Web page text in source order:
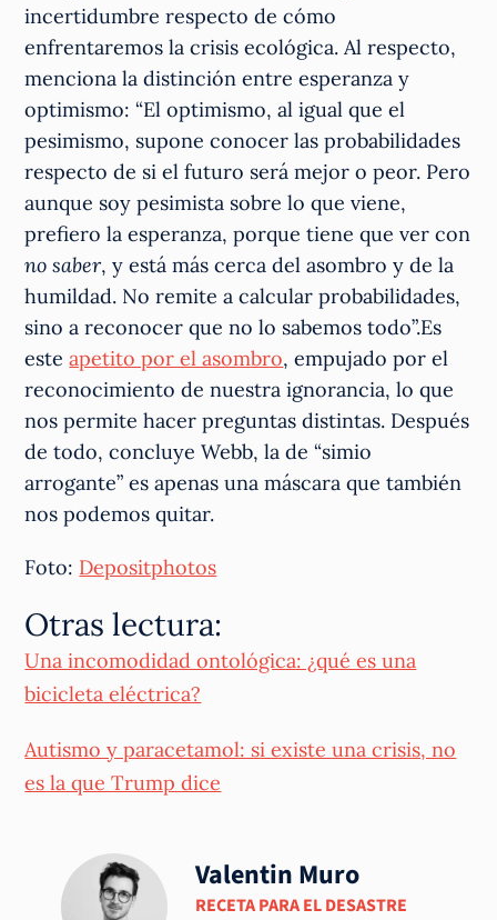
incertidumbre respecto de cómo
enfrentaremos la crisis ecológica. Al respecto,
menciona la distinción entre esperanza y
optimismo: “El optimismo, al igual que el
pesimismo, supone conocer las probabilidades
respecto de si el futuro será mejor o peor. Pero
aunque soy pesimista sobre lo que viene,
prefiero la esperanza, porque tiene que ver con
no saber, y está más cerca del asombro y de la
humildad. No remite a calcular probabilidades,
sino a reconocer que no lo sabemos todo”.Es
esteapetito por el asombro, empujado por el
reconocimiento de nuestra ignorancia, lo que
nos permite hacer preguntas distintas. Después
de todo, concluye Webb, la de “simio
arrogante” es apenas una máscara que también
nos podemos quitar.
Foto: Depositphotos
Otras lectura:
Una incomodidad ontológica: ¿qué es una
bicicleta eléctrica?
Autismo y paracetamol: si existe una crisis, no
es la que Trump dice
Valentin Muro
RECETA PARA EL DESASTRE